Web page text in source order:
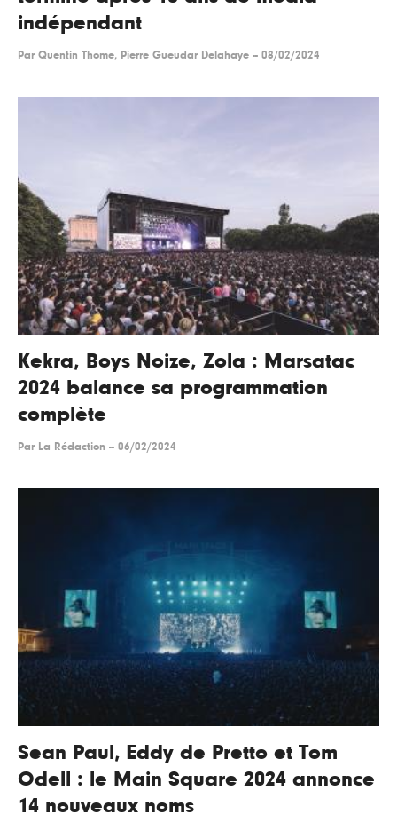
indépendant
Par Quentin Thome, Pierre Gueudar Delahaye -- 08/02/2024
Kekra, Boys Noize, Zola : Marsatac
2024 balance sa programmation
complète
Par La Rédaction -- 06/02/2024
Sean Paul, Eddy de Pretto et Tom
Odell : le Main Square 2024 annonce
14 nouveaux noms